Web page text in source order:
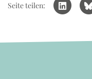
Seite teilen: